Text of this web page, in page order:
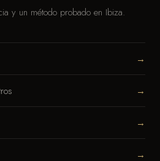
y un método probado en Ibiza.
→
→
→
→